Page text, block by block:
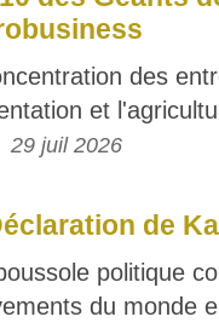
des
et
29 juil 2026
de
politique
du monde